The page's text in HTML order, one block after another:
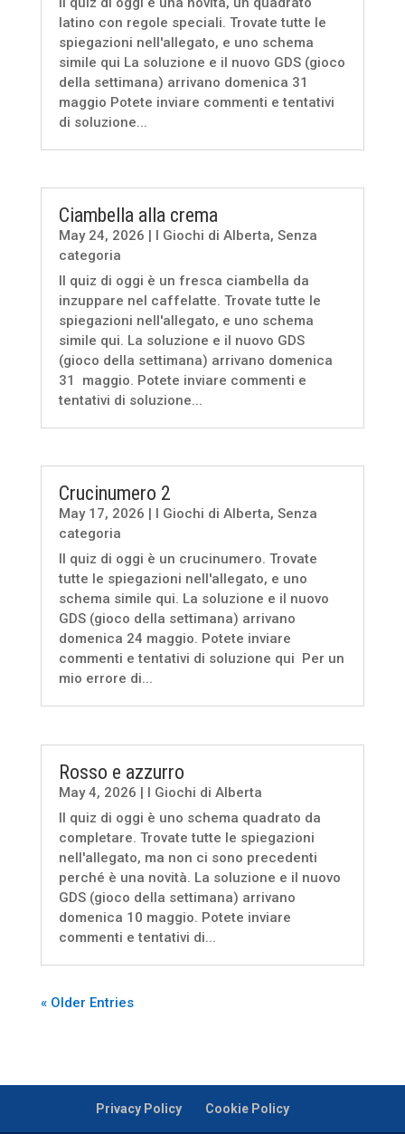
latino con regole speciali. Trovate tutte le
spiegazioni nell'allegato, e uno schema
simile qui La soluzione e il nuovo GDS (gioco
della settimana) arrivano domenica 31
maggio Potete inviare commenti e tentativi
di soluzione...
Ciambella alla crema
May 24, 2026 | I Giochi di Alberta, Senza
categoria
Il quiz di oggi è un fresca ciambella da
inzuppare nel caffelatte. Trovate tutte le
spiegazioni nell'allegato, e uno schema
simile qui. La soluzione e il nuovo GDS
(gioco della settimana) arrivano domenica
31 maggio. Potete inviare commenti e
tentativi di soluzione...
Crucinumero 2
May 17, 2026 I Giochi di Alberta, Senza
categoria
Il quiz di oggi è un crucinumero. Trovate
tutte le spiegazioni nell'allegato, e uno
schema simile qui. La soluzione e il nuovo
GDS (gioco della settimana) arrivano
domenica 24 maggio. Potete inviare
commenti e tentativi di soluzione qui Per un
mio errore di...
Rosso e azzurro
May 4, 2026 | I Giochi di Alberta
Il quiz di oggi è uno schema quadrato da
completare. Trovate tutte le spiegazioni
nell'allegato, ma non ci sono precedenti
perché è una novità. La soluzione e il nuovo
GDS (gioco della settimana) arrivano
domenica 10 maggio. Potete inviare
commenti e tentativi di...
« Older Entries
Privacy Policy Cookie Policy